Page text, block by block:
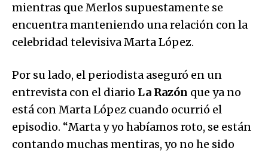
mientras que Merlos supuestamente se
encuentra manteniendo una relación con la
celebridad televisiva Marta López.
Por su lado, el periodista aseguró en un
entrevista con el diario La Razón que ya no
está con Marta López cuando ocurrió el
episodio. “Marta y yo habíamos roto, se están
contando muchas mentiras, yo no he sido